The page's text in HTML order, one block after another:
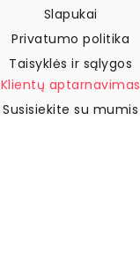
Slapukai
Privatumo politika
Taisyklės ir sąlygos
Klientų aptarnavimas
Susisiekite su mumis